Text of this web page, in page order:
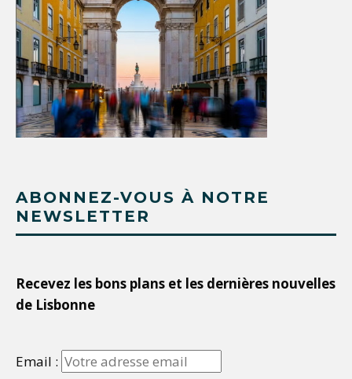
ABONNEZ-VOUS À NOTRE
NEWSLETTER
Recevez les bons plans et les dernières nouvelles
de Lisbonne
Email :